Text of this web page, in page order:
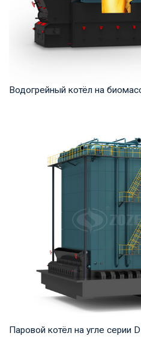
Водогрейный котёл на
мощность продукта: 2,8-29 МВт
Паровой котёл на угле серии